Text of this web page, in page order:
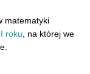
matematyki
roku, na której we